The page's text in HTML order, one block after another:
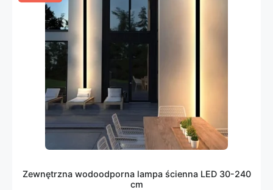
Zewnętrzna wodoodporna lampa ścienna LED 30-240
cm